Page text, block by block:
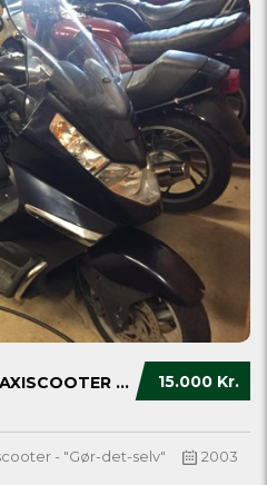
15.000 Kr.
APRILIA ATLANTIC 500 MAXISCOOTER - "GØR-DET-...
- "Gør-det-selv" 2003